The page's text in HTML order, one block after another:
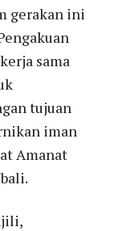
gerakan ini
sama
tujuan
iman
Amanat